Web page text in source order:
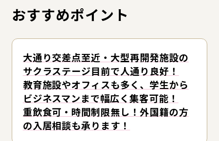
おすすめポイント
大通り交差点至近・大型再開発施設の
サクラステージ目前で人通り良好！
教育施設やオフィスも多く、学生から
ビジネスマンまで幅広く集客可能！
重飲食可・時間制限無し！外国籍の方
の入居相談も承ります！